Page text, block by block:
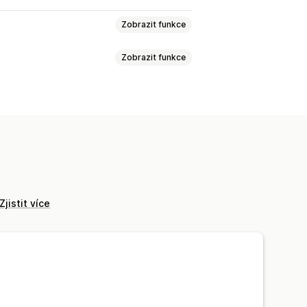
Zobrazit funkce
Zobrazit funkce
Zjistit více